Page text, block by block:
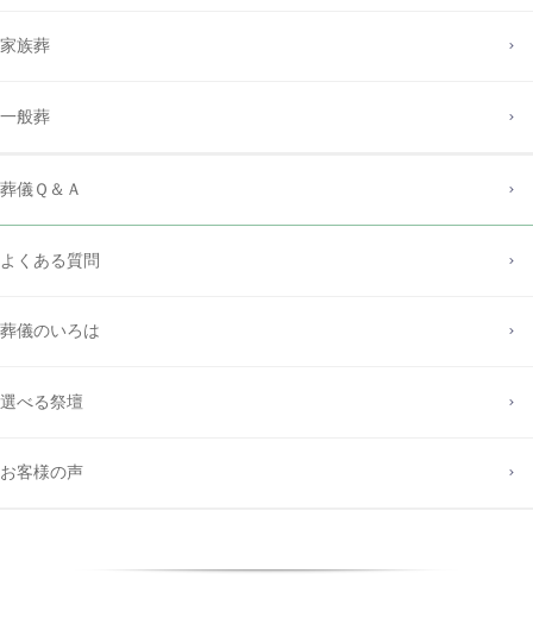
家族葬
一般葬
葬儀Ｑ＆Ａ
よくある質問
葬儀のいろは
選べる祭壇
お客様の声